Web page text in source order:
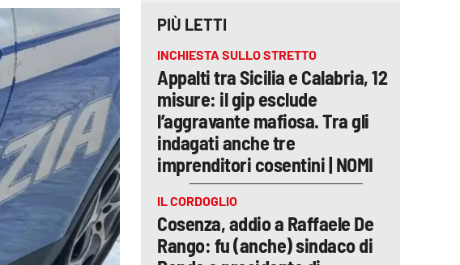
PIÙ LETTI
INCHIESTA SULLO STRETTO
Appalti tra Sicilia e Calabria, 12
misure: il gip esclude
l’aggravante mafiosa. Tra gli
indagati anche tre
imprenditori cosentini | NOMI
IL CORDOGLIO
Cosenza, addio a Raffaele De
Rango: fu (anche) sindaco di